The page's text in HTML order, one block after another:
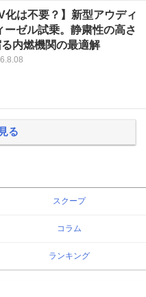
化は不要？】新型アウディ
ーゼル試乗。静粛性の高さ
内燃機関の最適解
る
スクープ
コラム
ランキング